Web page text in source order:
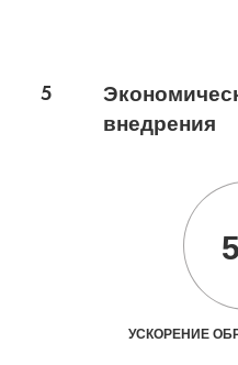
5
внедрения
УСКОРЕНИЕ